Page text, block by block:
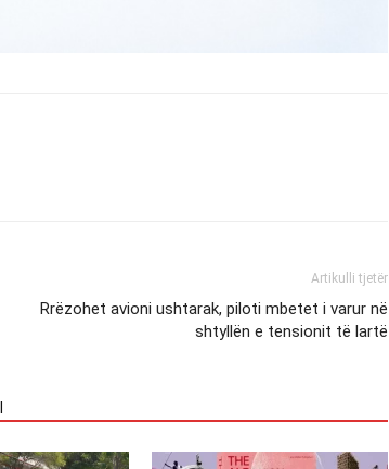
Artikulli tjetër
Rrëzohet avioni ushtarak, piloti mbetet i varur në
shtyllën e tensionit të lartë